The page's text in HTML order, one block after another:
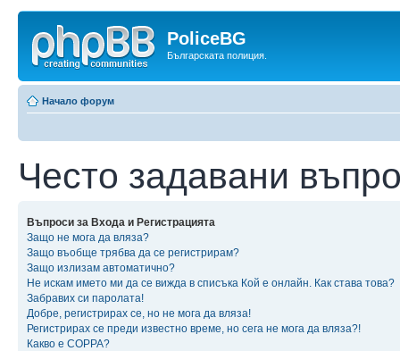
PoliceBG
Българската полиция.
Начало форум
Често задавани
Въпроси за Входа и Регистрацията
Защо не мога да вляза?
Защо въобще трябва да се регистрирам?
Защо излизам автоматично?
Не искам името ми да се вижда в списъка Кой е онлайн. Как става това?
Забравих си паролата!
Добре, регистрирах се, но не мога да вляза!
Регистрирах се преди известно време, но сега не мога да вляза?!
Какво е COPPA?